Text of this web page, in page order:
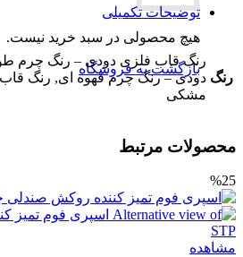
هیچ محصولی در سبد خرید نیست.
بازگشت به فروشگاه
توضیحات تکمیلی
رنگ
رنگ قاب فلزی دودی – رنگ چرم
دودی – رنگ چرم قهوه ای, رنگ
مشکی
محصولات مرتبط
%25
مشاهده